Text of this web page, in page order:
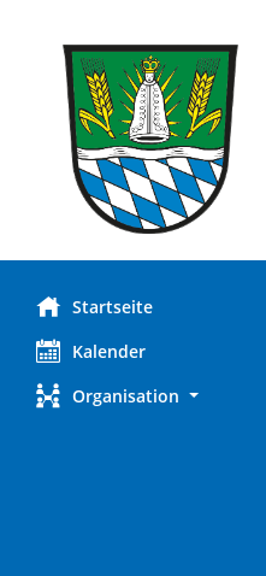
Startseite
Kalender
Organisation